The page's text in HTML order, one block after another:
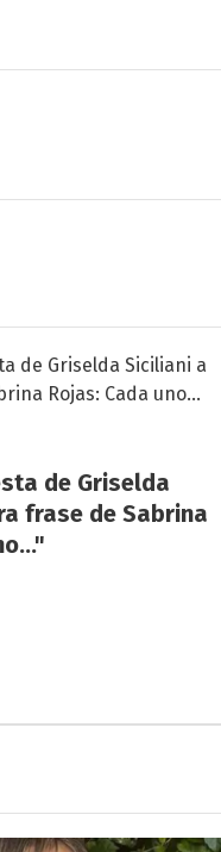
de Griselda
frase de Sabrina